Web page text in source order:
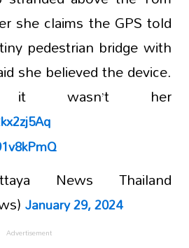
she claims the GPS told
pedestrian bridge with
she believed the device.
wasn’t her
News Thailand
January 29, 2024